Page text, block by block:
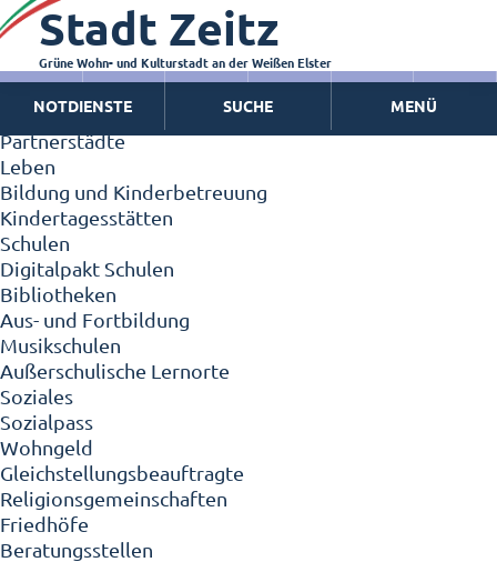
Zeitz - Die Kleinstadt
Willkommen in Zeitz!
Interview mit Oberbürgermeister Christian Thieme
Zeitz - Stadt der Zukunft
Ortschaften
Partnerstädte
Leben
Bildung und Kinderbetreuung
Kindertagesstätten
Schulen
Digitalpakt Schulen
Bibliotheken
Aus- und Fortbildung
Musikschulen
Außerschulische Lernorte
Soziales
Sozialpass
Wohngeld
Gleichstellungsbeauftragte
Religionsgemeinschaften
Friedhöfe
Beratungsstellen
Stadt Zeitz
Grüne Wohn- und Kulturstadt an der Weißen Elster
NOTDIENSTE SUCHE MENÜ